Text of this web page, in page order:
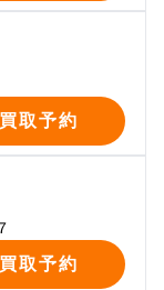
買取予約
買取予約